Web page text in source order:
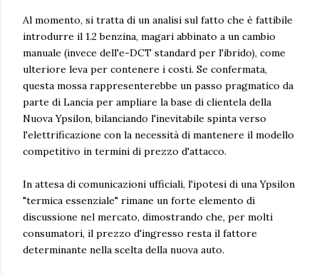
Al momento, si tratta di un analisi sul fatto che è fattibile
introdurre il 1.2 benzina, magari abbinato a un cambio
manuale (invece dell'e-DCT standard per l'ibrido), come
ulteriore leva per contenere i costi. Se confermata,
questa mossa rappresenterebbe un passo pragmatico da
parte di Lancia per ampliare la base di clientela della
Nuova Ypsilon, bilanciando l'inevitabile spinta verso
l'elettrificazione con la necessità di mantenere il modello
competitivo in termini di prezzo d'attacco.
In attesa di comunicazioni ufficiali, l'ipotesi di una Ypsilon
"termica essenziale" rimane un forte elemento di
discussione nel mercato, dimostrando che, per molti
consumatori, il prezzo d'ingresso resta il fattore
determinante nella scelta della nuova auto.